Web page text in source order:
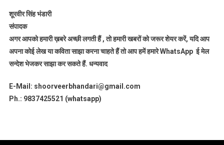
शूरवीर सिंह भंडारी
संपादक
अगर आपको हमारी ख़बरे अच्छी लगती हैं , तो हमारी खबरों को जरूर शेयर करें, यदि आप
अपना कोई लेख या कविता साझा करना चाहते हैं तो आप हमें हमारे WhatsApp ई मेल
सन्देश भेजकर साझा कर सकते हैं. धन्यवाद
E-Mail: shoorveerbhandari@gmail.com
Ph.: 9837425521 (whatsapp)